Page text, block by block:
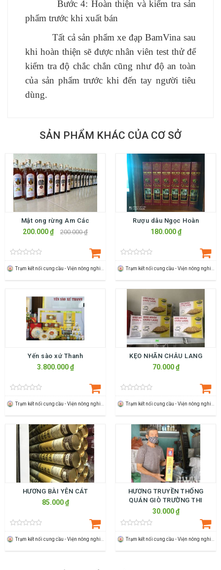
Bước 4: Hoàn thiện và kiểm tra sản
phẩm trước khi xuất bán
Tất cả sản phẩm xe đạp BamVina sau
khi hoàn thiện sẽ được nhân viên test thử để
kiểm tra độ chắc chắn cũng như độ an toàn
của sản phẩm trước khi đến tay người tiêu
dùng.
SẢN PHẨM KHÁC CỦA CƠ SỞ
Mật ong rừng Am Các
200.000 ₫ 200.000 ₫
Rượu dâu Ngọc Hoàn
180.000 ₫
Yến sào xứ Thanh
3.800.000 ₫
KẸO NHÃN CHÂU LANG
70.000 ₫
HƯƠNG BÀI YÊN CÁT
85.000 ₫
HƯƠNG TRUYỀN THỐNG
QUÁN GIÒ TRƯỜNG THI
30.000 ₫